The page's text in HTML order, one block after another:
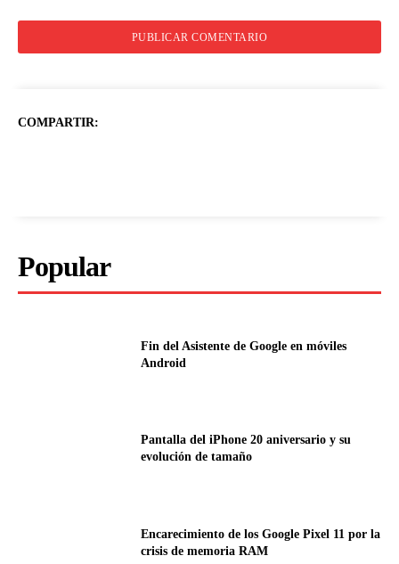
COMPARTIR:
Popular
Fin del Asistente de Google en móviles
Android
Pantalla del iPhone 20 aniversario y su
evolución de tamaño
Encarecimiento de los Google Pixel 11 por la
crisis de memoria RAM